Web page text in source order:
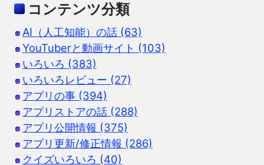
コンテンツ分類
AI（人工知能）の話 (63)
YouTuberと動画サイト (103)
いろいろ (383)
いろいろレビュー (27)
アプリの事 (394)
アプリストアの話 (288)
アプリ公開情報 (375)
アプリ更新/修正情報 (286)
クイズいろいろ (40)